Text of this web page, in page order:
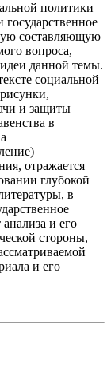
политики
составляющую
вопроса,
данной темы.
социальной
и защиты
в
отражается
глубокой
в
и его
стороны,
и его